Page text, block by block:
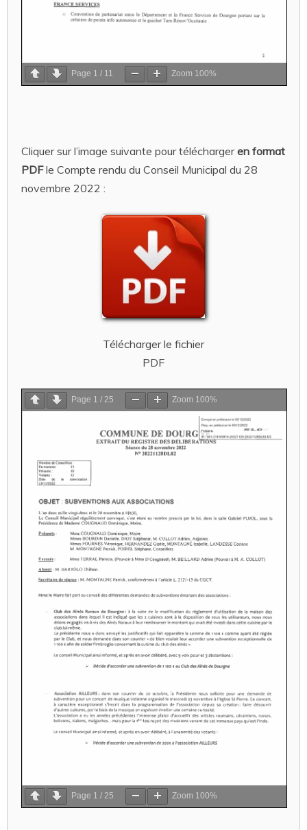
Page 1 / 11 Zoom 100%
Cliquer sur l’image suivante pour téléchargeren format
PDFle Compte rendu du Conseil Municipal du 28
novembre 2022 :
Télécharger le fichier
PDF
Page 1 / 25 Zoom 100%
Page 1 / 25 Zoom 100%